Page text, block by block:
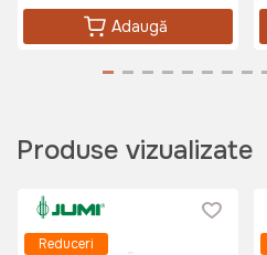
Adaugă
Produse vizualizate
Reduceri